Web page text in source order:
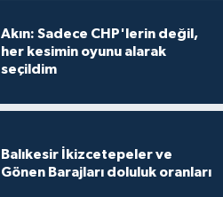
Akın: Sadece CHP'lerin değil,
her kesimin oyunu alarak
seçildim
Balıkesir İkizcetepeler ve
Gönen Barajları doluluk oranları